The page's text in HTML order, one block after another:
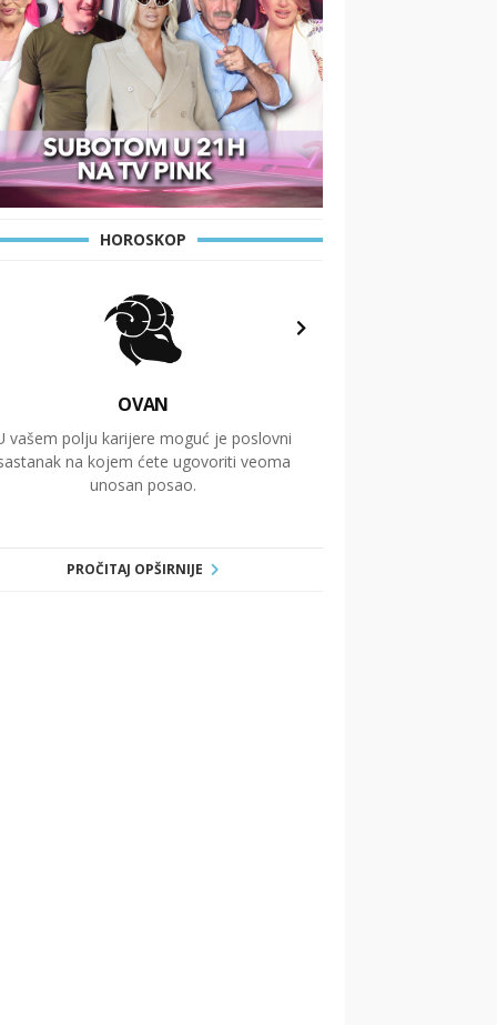
HOROSKOP
OVAN
vašem polju karijere moguć je poslovni
na kojem ćete ugovoriti veoma
unosan posao.
PROČITAJ OPŠIRNIJE